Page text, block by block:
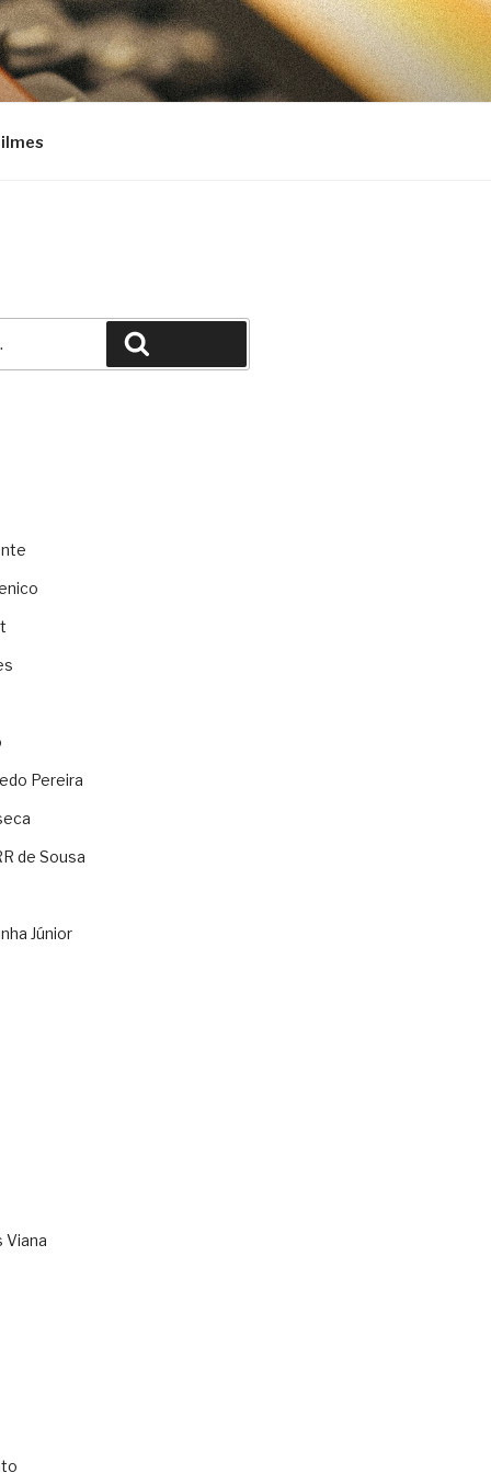
Pereira
de Sousa
Júnior
Viana